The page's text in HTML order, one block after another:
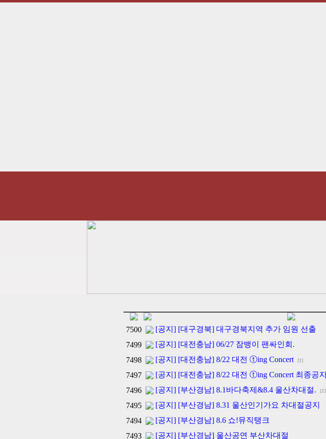
7500 [공지] [대구경북] 대구경북지역 추가 임원 선출
7499
[공지] [대전충남] 06/27 잠뱅이 팬싸인회.
7498
[공지] [대전충남] 8/22 대전 ⓣing Concert [1]
7497
[공지] [대전충남] 8/22 대전 ⓣing Concert 최종공지
7496
[공지] [부산경남] 8.1바다축제&8.4 울산차대절. [1]
7495
[공지] [부산경남] 8.31 울산인기가요 차대절공지
7494
[공지] [부산경남] 8.6 쇼!뮤직탱크
7493
[공지] [부산경남] 울산공연 부산차대절